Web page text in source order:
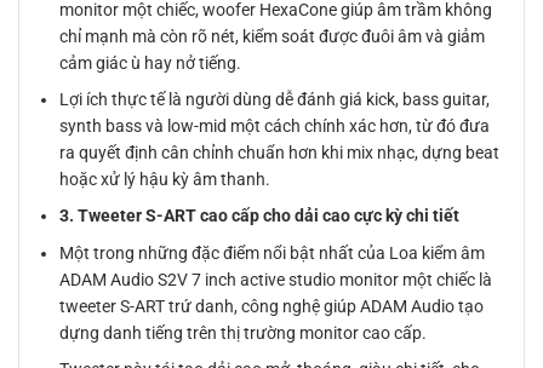
monitor một chiếc, woofer HexaCone giúp âm trầm không
chỉ mạnh mà còn rõ nét, kiểm soát được đuôi âm và giảm
cảm giác ù hay nở tiếng.
Lợi ích thực tế là người dùng dễ đánh giá kick, bass guitar,
synth bass và low-mid một cách chính xác hơn, từ đó đưa
ra quyết định cân chỉnh chuẩn hơn khi mix nhạc, dựng beat
hoặc xử lý hậu kỳ âm thanh.
3. Tweeter S-ART cao cấp cho dải cao cực kỳ chi tiết
Một trong những đặc điểm nổi bật nhất của Loa kiểm âm
ADAM Audio S2V 7 inch active studio monitor một chiếc là
tweeter S-ART trứ danh, công nghệ giúp ADAM Audio tạo
dựng danh tiếng trên thị trường monitor cao cấp.